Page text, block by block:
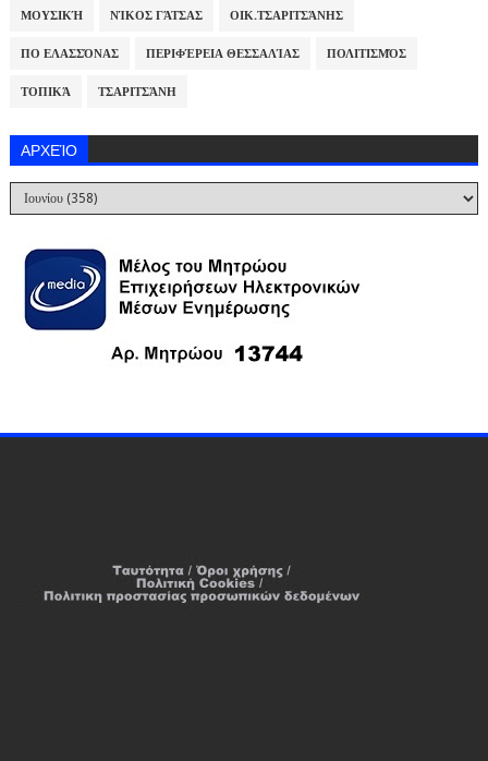
ΜΟΥΣΙΚΉ ΝΊΚΟΣ ΓΆΤΣΑΣ ΟΙΚ.ΤΣΑΡΙΤΣΆΝΗΣ
ΠΟ ΕΛΑΣΣΌΝΑΣ ΠΕΡΙΦΈΡΕΙΑ ΘΕΣΣΑΛΊΑΣ ΠΟΛΙΤΙΣΜΌΣ
ΤΟΠΙΚΆ ΤΣΑΡΙΤΣΆΝΗ
ΑΡΧΕΊΟ